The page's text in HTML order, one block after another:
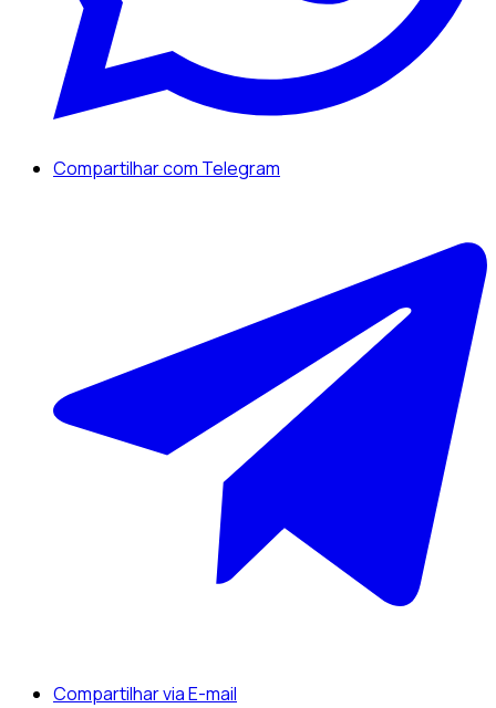
Compartilhar com Telegram
Compartilhar via E-mail